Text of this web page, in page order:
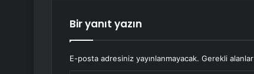
Bir yanıt yazın
E-posta adresiniz yayınlanmayacak. Gerekli alanlar